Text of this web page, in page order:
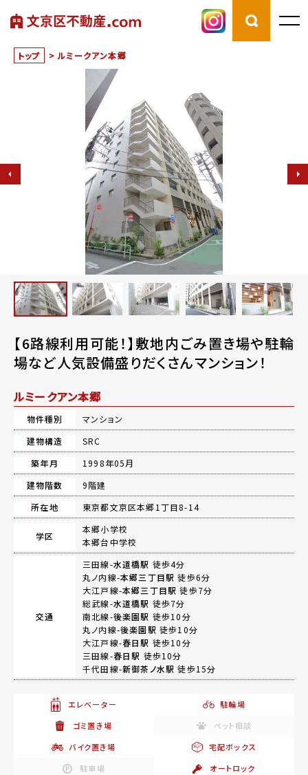
トップ > ルミークアン本郷
【6路線利用可能！】敷地内ごみ置き場や駐輪
場など人気設備盛りだくさんマンション！
ルミークアン本郷
物件種別
マンション
建物構造
SRC
築年月
1998年05月
建物階数
9階建
所在地
東京都文京区本郷1丁目8-14
学区
本郷小学校
本郷台中学校
交通
三田線-水道橋駅 徒歩4分
丸ノ内線-本郷三丁目駅 徒歩6分
大江戸線-本郷三丁目駅 徒歩7分
総武線-水道橋駅 徒歩7分
南北線-後楽園駅 徒歩10分
丸ノ内線-後楽園駅 徒歩10分
大江戸線-春日駅 徒歩10分
三田線-春日駅 徒歩10分
千代田線-新御茶ノ水駅 徒歩15分
エレベーター
駐輪場
ゴミ置き場
ペット相談
バイク置き場
宅配ボックス
駐車場
オートロック